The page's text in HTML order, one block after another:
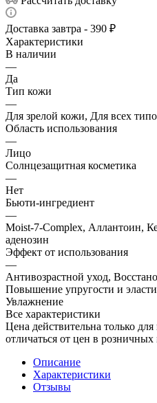
Доставка завтра - 390 ₽
Характеристики
В наличии
—
Да
Тип кожи
—
Для зрелой кожи, Для всех
Область использования
—
Лицо
Солнцезащитная косметика
—
Нет
Бьюти-ингредиент
—
Moist-7-Complex, Аллантоин,
аденозин
Эффект от использования
—
Антивозрастной уход,
Повышение упругости и
Увлажнение
Все характеристики
Цена действительна только
отличаться от цен в розничных
Описание
Характеристики
Отзывы